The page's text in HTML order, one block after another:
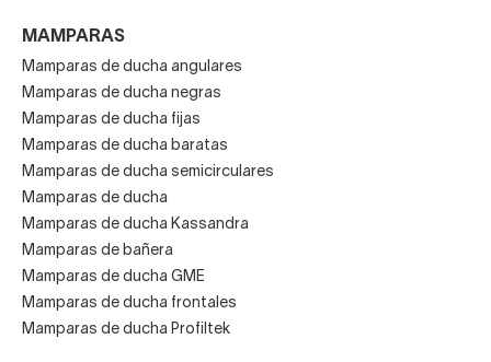
MAMPARAS
Mamparas de ducha angulares
Mamparas de ducha negras
Mamparas de ducha fijas
Mamparas de ducha baratas
Mamparas de ducha semicirculares
Mamparas de ducha
Mamparas de ducha Kassandra
Mamparas de bañera
Mamparas de ducha GME
Mamparas de ducha frontales
Mamparas de ducha Profiltek